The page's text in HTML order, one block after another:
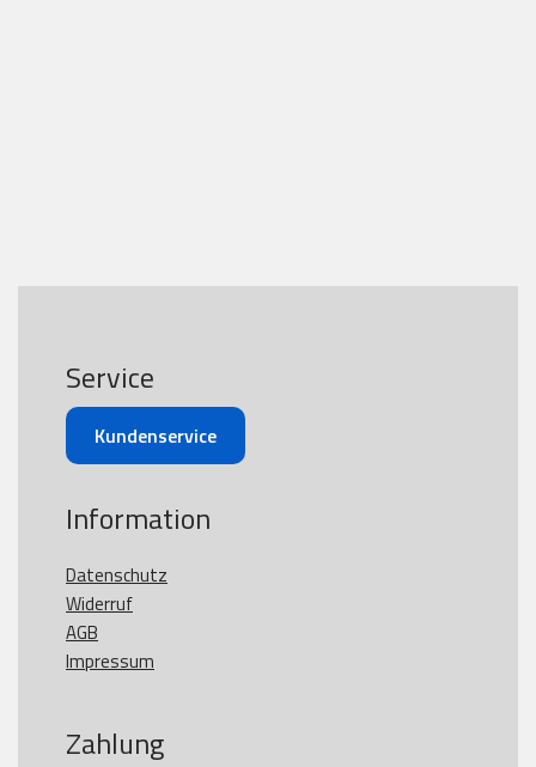
Service
Kundenservice
Information
Datenschutz
Widerruf
AGB
Impressum
Zahlung